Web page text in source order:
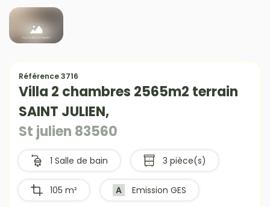
Référence 3716
Villa 2 chambres 2565m2 terrain
SAINT JULIEN,
St julien 83560
1 Salle de bain 3 pièce(s)
105 m² A Emission GES